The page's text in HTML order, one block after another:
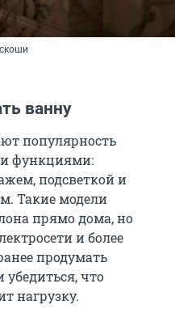
ванну
популярность
функциями:
подсветкой и
Такие модели
прямо дома, но
и более
продумать
что
нагрузку.